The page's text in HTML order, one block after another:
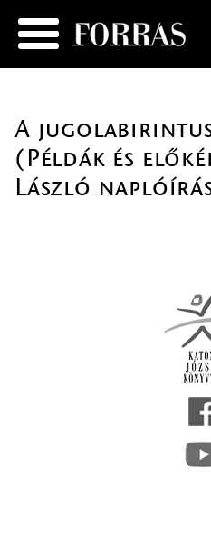
A jugolabirintus
(Példák és
László